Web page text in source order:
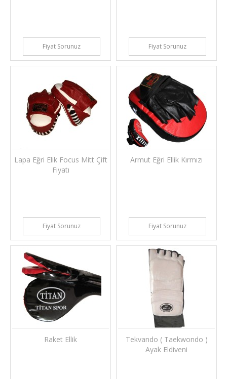
Fiyat Sorunuz Fiyat Sorunuz
Lapa Eğri Elik Focus Mitt Çift
Fiyatı
Fiyat Sorunuz
Armut Eğri Ellik Kırmızı
Fiyat Sorunuz
Raket Ellik
Tekvando ( Taekwondo )
Ayak Eldiveni